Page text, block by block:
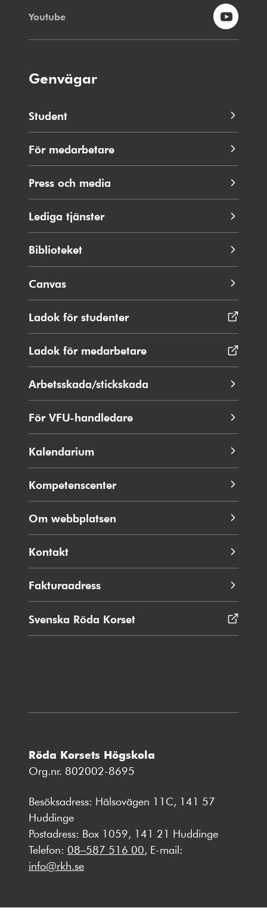
Youtube
Genvägar
Student
För medarbetare
Press och media
Lediga tjänster
Biblioteket
Canvas
Ladok för studenterÖppnas
i
fönster
Ladok för medarbetare
i
fönster
Arbetsskada/stickskada
För VFU-handledare
Kalendarium
Kompetenscenter
Om webbplatsen
Kontakt
Fakturaadress
Svenska Röda Korset
i
Röda Korsets Högskola
Org.nr. 802002-8695
Besöksadress: Hälsovägen 11C, 141 57
Huddinge
Postadress: Box 1059, 141 21 Huddinge
Telefon: 08–587 516 00, E-mail:
info@rkh.se